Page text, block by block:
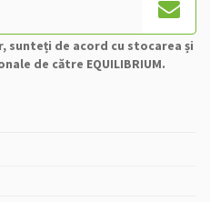
sunteți de acord cu stocarea și
de către EQUILIBRIUM.